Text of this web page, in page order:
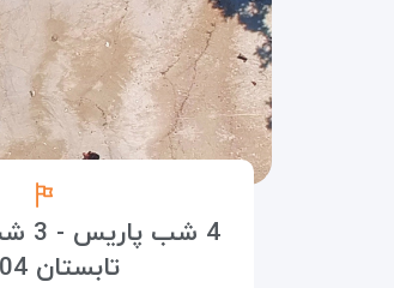
4
تابستان 1404